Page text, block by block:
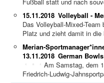
Volleyball -
15.11.2018
Das Volleyball-Mixed-
Platz und zieht damit in die
Merian-
German Bowls
13.11.2018
Am Samstag, dem
Friedrich-Ludwig-